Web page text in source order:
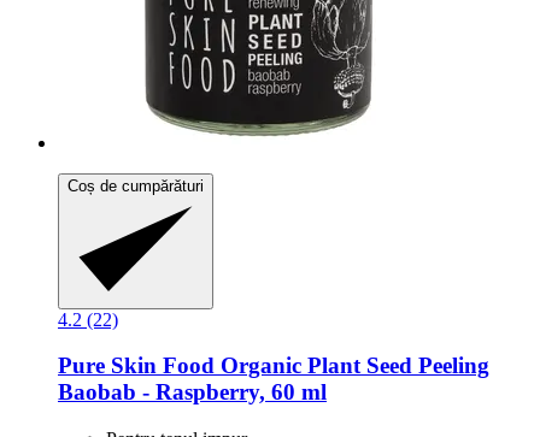
Coș de cumpărături
4.2 (22)
Pure Skin Food Organic Plant Seed Peeling
Baobab -​ Raspberry, 60 ml